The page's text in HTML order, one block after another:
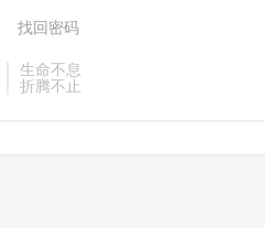
生命不息
折腾不止
找回密码